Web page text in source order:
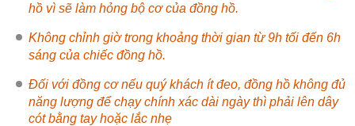
hồ vì sẽ làm hỏng bộ cơ của đồng hồ.
Không chỉnh giờ trong khoảng thời gian từ 9h tối đến 6h
sáng của chiếc đồng hồ.
Đối với đồng cơ nếu quý khách ít đeo, đồng hồ không đủ
năng lượng để chạy chính xác dài ngày thì phải lên dây
cót bằng tay hoặc lắc nhẹ